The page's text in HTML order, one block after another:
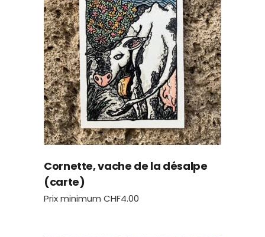
Cornette, vache de la désalpe
(carte)
Prix minimum CHF4.00